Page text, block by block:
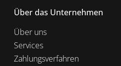
Über das Unternehmen
Über uns
Services
Zahlungsverfahren